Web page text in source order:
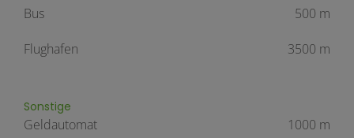
Bus 500 m
Flughafen 3500 m
Sonstige
Geldautomat
1000 m